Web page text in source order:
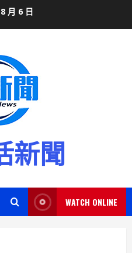
月 6 日
新聞
WATCH ONLINE